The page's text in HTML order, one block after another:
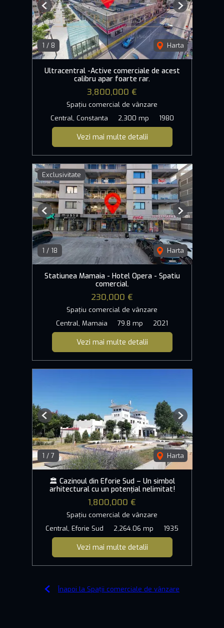
1 / 8 Harta
Previous Next
Ultracentral -Active comerciale de acest
calibru apar foarte rar.
3,800,000 €
Spațiu comercial de vânzare
Central, Constanta
2,300 mp 1980
Vezi mai multe detalii
Exclusivitate
1 / 18 Harta
Previous Next
Statiunea Mamaia - Hotel Opera - Spatiu
comercial.
230,000 €
Spațiu comercial de vânzare
Central, Mamaia
79.8 mp 2021
Vezi mai multe detalii
1 / 7 Harta
Previous Next
🏛️ Cazinoul din Eforie Sud – Un simbol
arhitectural cu un potențial nelimitat!
1,800,000 €
Spațiu comercial de vânzare
Central, Eforie Sud
2,264.06 mp 1935
Vezi mai multe detalii
Înapoi la Spații comerciale de vânzare